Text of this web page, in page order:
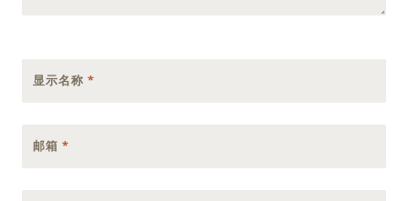
显示名称 *
邮箱 *